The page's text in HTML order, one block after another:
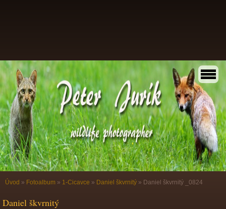
Úvod » Fotoalbum » 1-Cicavce » Daniel škvrnitý » Daniel škvrnitý _0824
Daniel škvrnitý